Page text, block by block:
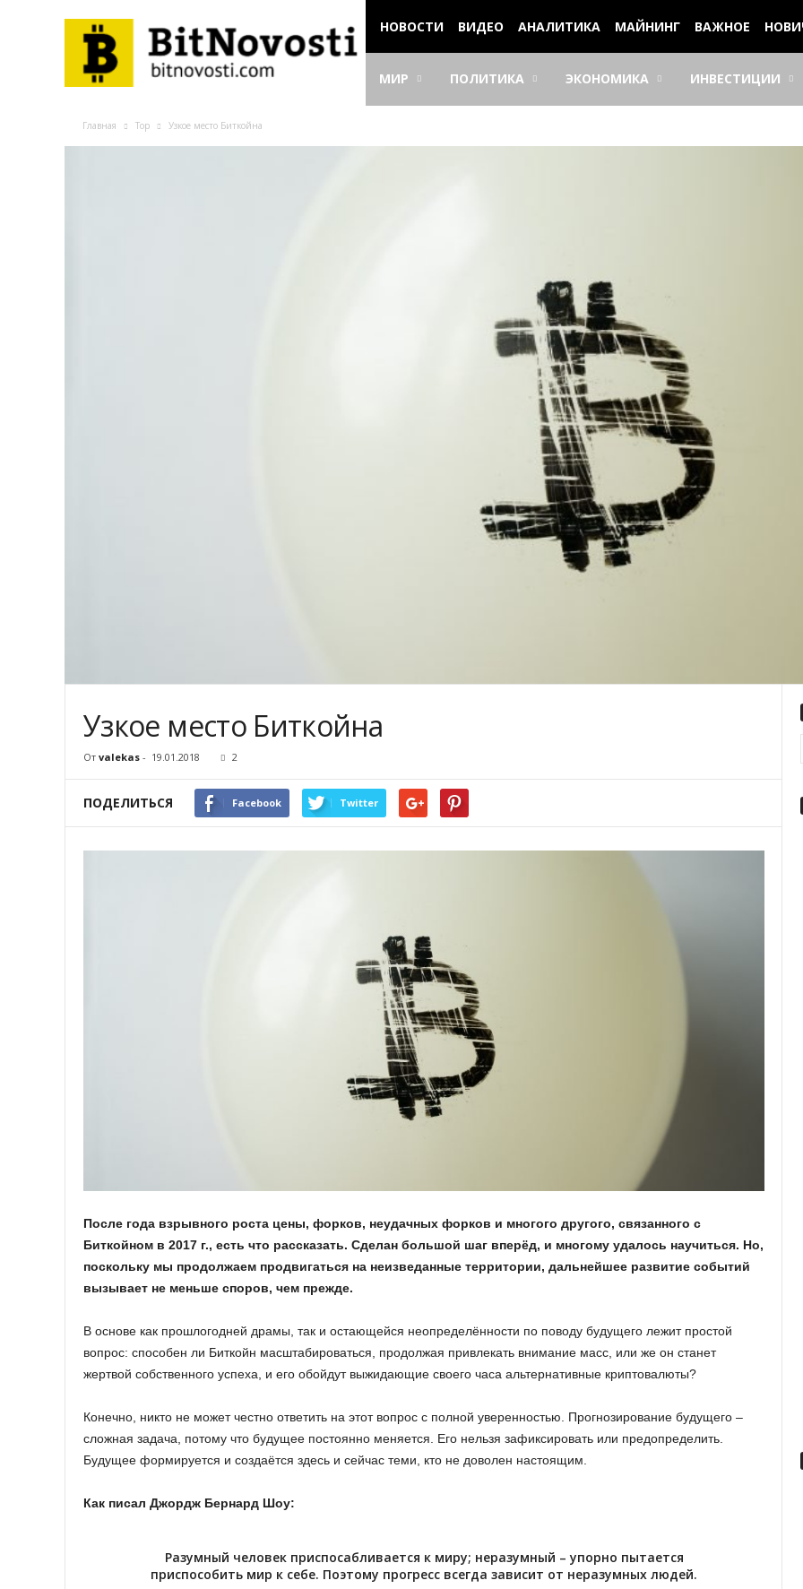
НОВОСТИ ВИДЕО АНАЛИТИКА МАЙНИНГ ВАЖНОЕ
МИР ПОЛИТИКА ЭКОНОМИКА ИНВЕСТИЦИИ
Главная Top Узкое место Биткойна
Узкое место Биткойна
От valekas - 19.01.2018 2
ПОДЕЛИТЬСЯ Facebook Twitter
После года взрывного роста цены, форков, неудачных форков и многого другого, связанного с
Биткойном в 2017 г., есть что рассказать. Сделан большой шаг вперёд, и многому удалось научиться. Но,
поскольку мы продолжаем продвигаться на неизведанные территории, дальнейшее развитие событий
вызывает не меньше споров, чем прежде.
В основе как прошлогодней драмы, так и остающейся неопределённости по поводу будущего лежит простой
вопрос: способен ли Биткойн масштабироваться, продолжая привлекать внимание масс, или же он станет
жертвой собственного успеха, и его обойдут выжидающие своего часа альтернативные криптовалюты?
Конечно, никто не может честно ответить на этот вопрос с полной уверенностью. Прогнозирование будущего –
сложная задача, потому что будущее постоянно меняется. Его нельзя зафиксировать или предопределить.
Будущее формируется и создаётся здесь и сейчас теми, кто не доволен настоящим.
Как писал Джордж Бернард Шоу:
Разумный человек приспосабливается к миру; неразумный – упорно пытается
приспособить мир к себе. Поэтому прогресс всегда зависит от неразумных людей.